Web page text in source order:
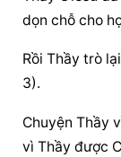
dọn chỗ cho
Rồi Thầy trò
3).
Chuyện Thầy
vì Thầy được